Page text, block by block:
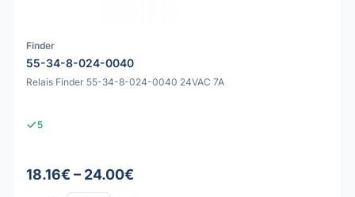
Finder
55-34-8-024-0040
Relais Finder 55-34-8-024-0040 24VAC 7A
5
18.16€ – 24.00€